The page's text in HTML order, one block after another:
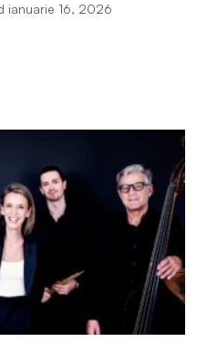
ianuarie 16, 2026
publicată. Câmpurile